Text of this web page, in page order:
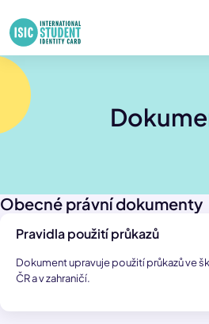
Obecné právní dokumenty
Pravidla použití průkazů
Dokument upravuje použití průkazů ve
ČR a v zahraničí.